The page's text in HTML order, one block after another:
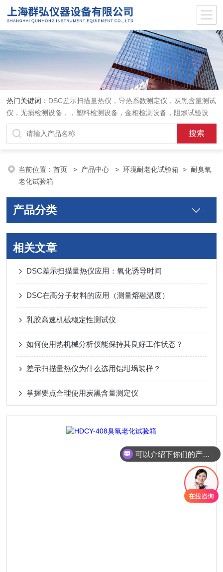
热门关键词： DSC差示扫描量热仪，导热系数测定仪，炭黑含量测试
仪，无损检测设备，，塑料检测设备，金相检测设备，阻燃试验设
备，耐环境老化设备，金属检测设备，量具量仪
当前位置：首页 > 产品中心 >环境耐老化试验箱 > 耐臭氧
老化试验箱
产品分类
相关文章
DSC差示扫描量热仪应用：氧化诱导时间
DSC在高分子材料的应用（测量熔融温度）
乳胶高速机械稳定性测试仪
如何使用热机械分析仪能保持其良好工作状态？
差示扫描量热仪为什么选用铝坩埚装样？
掌握要点合理使用炭黑含量测定仪
可以介绍下你们的产品么？